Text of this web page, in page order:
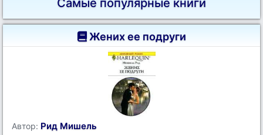
Самые популярные книги
Жених ее подруги
Автор: Рид Мишель